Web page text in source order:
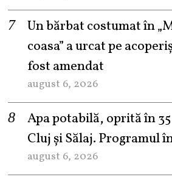
Un bărbat costumat în
coasa” a urcat pe
fost amendat
august 6, 2026
Apa potabilă, oprită în
Cluj și Sălaj. Programul
august 6, 2026